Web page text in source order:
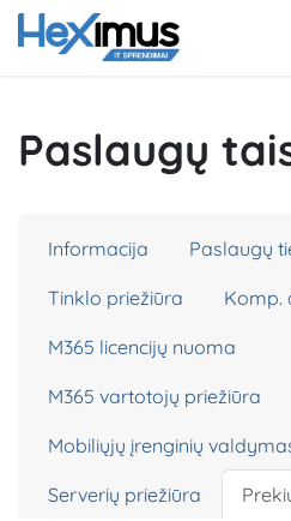
Paslaugų
Informacija Paslaugų
Tinklo priežiūra Komp.
M365 licencijų nuoma
M365 vartotojų priežiūra
Mobiliųjų įrenginių
Serverių priežiūra